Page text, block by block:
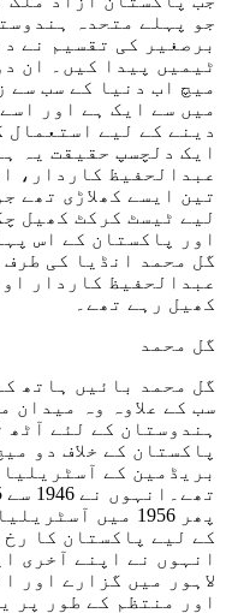
جو پہلے متحدہ
برصغیر کی تقسیم نے
ٹیمیں پیدا کیں۔ ان
میچ اب دنیا کے سب سے
میں سے ایک ہے اور
دینے کے لیے استعمال
ایک دلچسپ حقیقت یہ
عبدالحفیظ کاردار،
تین ایسے کھلاڑی تھے
لیے ٹیسٹ کرکٹ کھیل
اور پاکستان کے اس
گل محمد انڈیا کی طرف
عبدالحفیظ کاردار
کھیل رہے تھے۔
گل محمد
گل محمد بائیں ہاتھ
سب کے علاوہ وہ میدان
ہندوستان کے لئے آٹھ
بریڈمین کے
پھر 1956 میں
کے لیے پاکستان کا رخ
انہوں نے اپنے آخری
لاہور میں گزارے اور
اور منتظم کے طور پر